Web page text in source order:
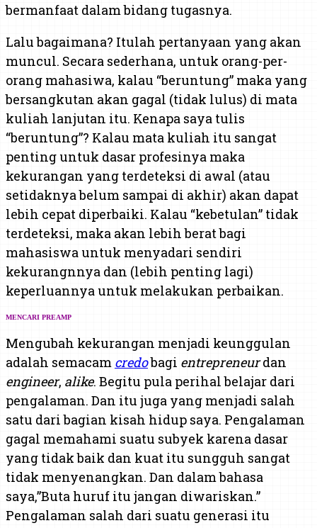
bermanfaat dalam bidang tugasnya.
Lalu bagaimana? Itulah pertanyaan yang akan
muncul. Secara sederhana, untuk orang-per-
orang mahasiwa, kalau “beruntung” maka yang
bersangkutan akan gagal (tidak lulus) di mata
kuliah lanjutan itu. Kenapa saya tulis
“beruntung”? Kalau mata kuliah itu sangat
penting untuk dasar profesinya maka
kekurangan yang terdeteksi di awal (atau
setidaknya belum sampai di akhir) akan dapat
lebih cepat diperbaiki. Kalau “kebetulan” tidak
terdeteksi, maka akan lebih berat bagi
mahasiswa untuk menyadari sendiri
kekurangnnya dan (lebih penting lagi)
keperluannya untuk melakukan perbaikan.
MENCARI PREAMP
Mengubah kekurangan menjadi keunggulan
adalah semacam credobagi entrepreneurdan
engineer, alike. Begitu pula perihal belajar dari
pengalaman. Dan itu juga yang menjadi salah
satu dari bagian kisah hidup saya. Pengalaman
gagal memahami suatu subyek karena dasar
yang tidak baik dan kuat itu sungguh sangat
tidak menyenangkan. Dan dalam bahasa
saya,”Buta huruf itu jangan diwariskan.”
Pengalaman salah dari suatu generasi itu